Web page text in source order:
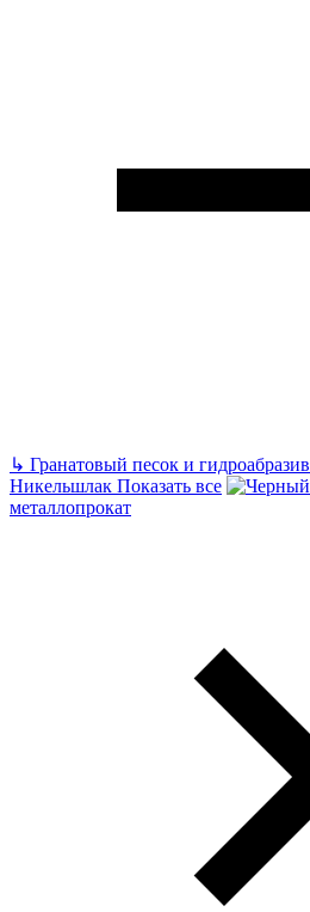
↳ Гранатовый песок и гидроабразив
Никельшлак Показать все
металлопрокат